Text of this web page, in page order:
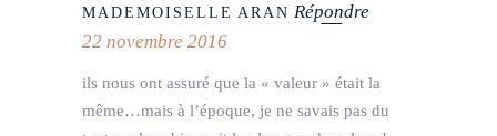
MADEMOISELLE ARAN Répondre
22 novembre 2016
ils nous ont assuré que la « valeur » était la
même…mais à l’époque, je ne savais pas du